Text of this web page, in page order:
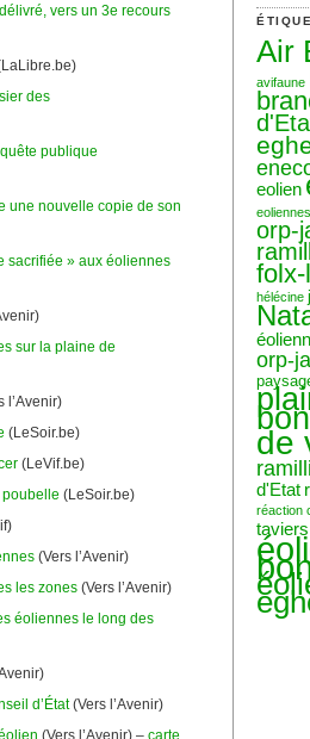
Air
avifaune
eolien
orp-
hélécine
orp-
de
d'Etat
réaction
taviers
vers un 3e recours
des
publique
une nouvelle copie de son
sacrifiée » aux éoliennes
sur la plaine de
l’Avenir)
(LeSoir.be)
(LeVif.be)
poubelle (LeSoir.be)
(Vers l’Avenir)
les zones (Vers l’Avenir)
éoliennes le long des
d’État(Vers l’Avenir)
(Vers l’Avenir) – carte